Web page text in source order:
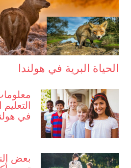
الحياة البرية في هولندا
في
بعض